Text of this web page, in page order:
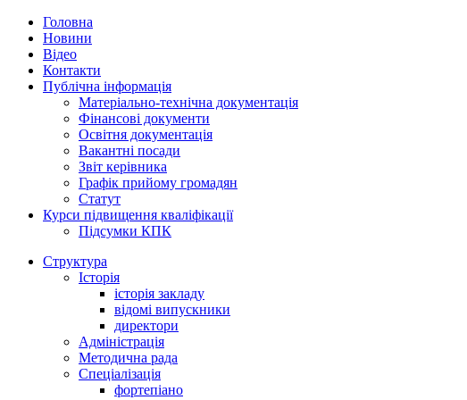
Головна
Новини
Відео
Контакти
Публічна інформація
Матеріально-технічна документація
Фінансові документи
Освітня документація
Вакантні посади
Звіт керівника
Графік прийому громадян
Статут
Курси підвищення кваліфікації
Підсумки КПК
Структура
Історія
історія закладу
відомі випускники
директори
Адміністрація
Методична рада
Спеціалізація
фортепіано